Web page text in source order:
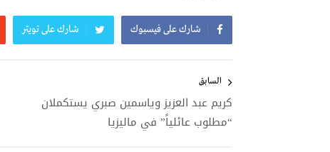
شارك على فيسبوك شارك على تويتر
المقالات
السابق
كريم عبد العزيز وياسمين صبري يستكملان
“مطلوب عائلياً” في ماليزيا